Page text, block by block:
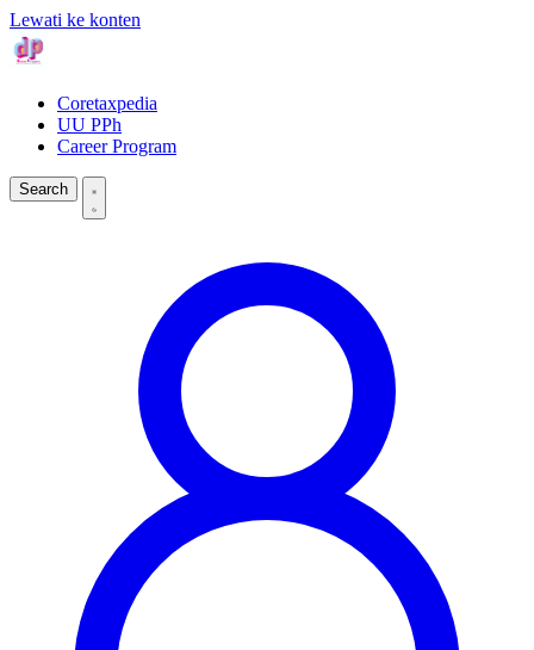
Lewati ke konten
Coretaxpedia
UU PPh
Career Program
Search